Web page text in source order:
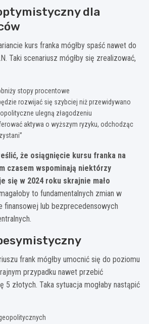
dla
kurs franka mógłby spaść nawet do
Taki scenariusz mógłby się zrealizować,
stopy procentowe
rozwijać się szybciej niż przewidywano
ulegną złagodzeniu
aktywa o wyższym ryzyku, odchodząc
że osiągnięcie kursu franka na
czasem wspominają niektórzy
się w 2024 roku skrajnie mało
to fundamentalnych zmian w
finansowej lub bezprecedensowych
frank mógłby umocnić się do poziomu
przypadku nawet przebić
5 złotych. Taka sytuacja mogłaby nastąpić